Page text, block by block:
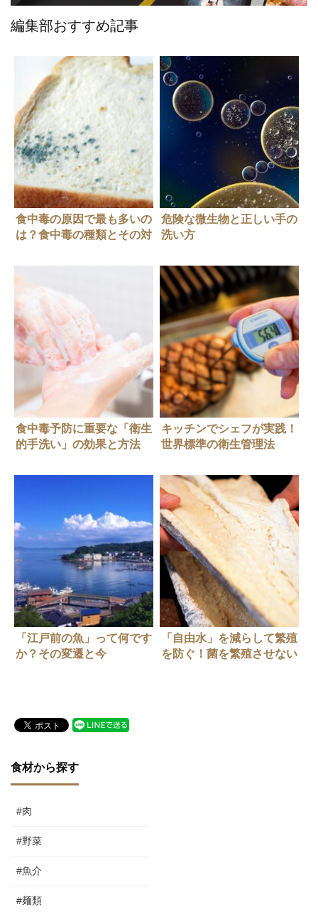
編集部おすすめ記事
食中毒の原因で最も多いの
は？食中毒の種類とその対
危険な微生物と正しい手の
洗い方
食中毒予防に重要な「衛生
的手洗い」の効果と方法
キッチンでシェフが実践！
世界標準の衛生管理法
「江戸前の魚」って何です
か？その変遷と今
「自由水」を減らして繁殖
を防ぐ！菌を繁殖させない
食材から探す
#肉
#野菜
#魚介
#麺類